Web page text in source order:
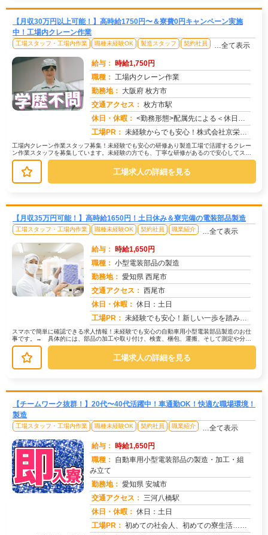
【月収30万円以上可能！】高時給1750円〜＆寮費0円キャンペーン実施
中！工場内クレーン作業
工場スタッフ・工場内作業 職種未経験OK 製造スタッフ 契約社員 …全て表示
給与： 時給1,750円
職種： 工場内クレーン作業
勤務地： 大阪府 枚方市
交通アクセス： 枚方市駅
休日・休暇： <勤務形態>配属先による＜休日＞工場カレンダーによる
工場PR： 未経験からでも安心！株式会社京栄センターで新しい一歩を踏み出してみませんか？→充実の研修制度でしっかりサポート！先...
工場内クレーン作業スタッフ募集！未経験でも安心の研修あり製造工場で活躍するクレー
ン作業スタッフを募集しています。未経験の方でも、丁寧な研修があるので安心してスタ
ートできます！まずは、先輩スタッフ...
工場求人の詳細を見る
【月収35万円可能！】高時給1650円！土日休み＆寮完備の電装部品製造
工場スタッフ・工場内作業 職種未経験OK 契約社員 職業紹介 …全て表示
給与： 時給1,650円
職種： 小型電装部品の製造
勤務地： 愛知県 西尾市
交通アクセス： 西尾市
休日・休暇： 休日：土日
工場PR： 未経験でも安心！新しい一歩を踏み出してみませんか？→学歴・経験・資格は一切不問です！ブランクのある方も大歓迎です。...
スマホで簡単に確認できる求人情報！未経験でも安心の自動車用小型電装部品製造のお仕
事です。→ 具体的には、部品の加工や取り付け、検査、梱包、運搬、そして測定や分解
作業などを行います。→ 一つひとつ...
工場求人の詳細を見る
【チームワーク抜群！】20代〜40代活躍中！車通勤OK！快適な職場環境！
製造
工場スタッフ・工場内作業 職種未経験OK 契約社員 職業紹介 …全て表示
給与： 時給1,650円
職種： 自動車用小型電装部品の製造・加工・組
み立て
勤務地： 愛知県 安城市
交通アクセス： 三河八橋駅
休日・休暇： 休日：土日
工場PR： 初めての社会人、初めての寮生活…不安は尽きないですよね。でも大丈夫！株式会社京栄センターなら、専属スタッフが就業ま...